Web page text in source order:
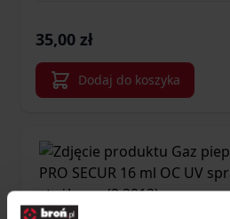
35,00 zł
Dodaj do koszyka